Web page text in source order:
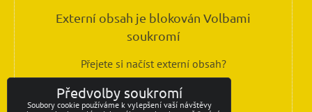
Externí obsah je blokován Volbami
soukromí
Přejete si načíst externí obsah?
Povolit jednou
Předvolby soukromí
Soubory cookie používáme k vylepšení vaší návštěvy